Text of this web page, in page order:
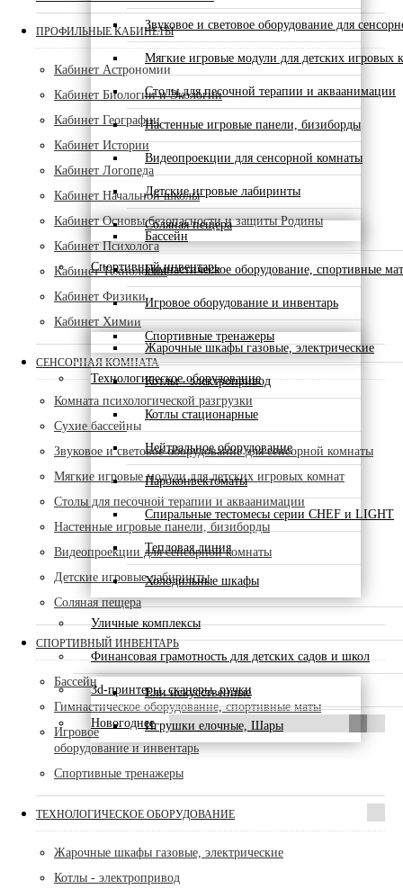
Звуковое и световое оборудование для
Мягкие игровые модули для детских игровых
Столы для песочной терапии и акваанимации
Настенные игровые панели, бизиборды
Видеопроекции для сенсорной комнаты
Детские игровые лабиринты
Соляная пещера
Спортивный инвентарь
Бассейн
Гимнастическое оборудование, спортивные
Игровое оборудование и инвентарь
Спортивные тренажеры
Технологическое оборудование
Жарочные шкафы газовые, электрические
Котлы - электропривод
Котлы стационарные
Нейтральное оборудование
Пароконвектоматы
Спиральные тестомесы серии CHEF и LIGHT
Тепловая линия
Холодильные шкафы
Уличные комплексы
Финансовая грамотность для детских садов и школ
3d-принтеры, сканеры, ручки
Новогоднее
Ели искусственные
Игрушки елочные, Шары
ПРОФИЛЬНЫЕ КАБИНЕТЫ
Кабинет Астрономии
Кабинет Биологии и Экологии
Кабинет Географии
Кабинет Истории
Кабинет Логопеда
Кабинет Начальной школы
Кабинет Основы безопасности и защиты Родины
Кабинет Психолога
Кабинет Технологии
Кабинет Физики
Кабинет Химии
СЕНСОРНАЯ КОМНАТА
Комната психологической разгрузки
Сухие бассейны
Звуковое и световое оборудование для сенсорной комнаты
Мягкие игровые модули для детских игровых комнат
Столы для песочной терапии и акваанимации
Настенные игровые панели, бизиборды
Видеопроекции для сенсорной комнаты
Детские игровые лабиринты
Соляная пещера
СПОРТИВНЫЙ ИНВЕНТАРЬ
Бассейн
Гимнастическое оборудование, спортивные маты
Игровое
оборудование и инвентарь
Спортивные тренажеры
ТЕХНОЛОГИЧЕСКОЕ ОБОРУДОВАНИЕ
Жарочные шкафы газовые, электрические
Котлы - электропривод